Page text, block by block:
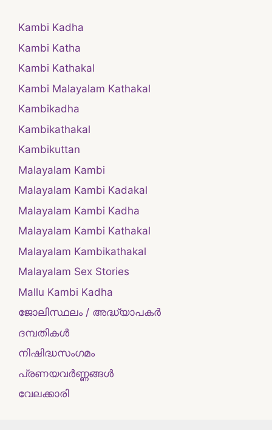
Kambi Kadha
Kambi Katha
Kambi Kathakal
Kambi Malayalam Kathakal
Kambikadha
Kambikathakal
Kambikuttan
Malayalam Kambi
Malayalam Kambi Kadakal
Malayalam Kambi Kadha
Malayalam Kambi Kathakal
Malayalam Kambikathakal
Malayalam Sex Stories
Mallu Kambi Kadha
ജോലിസ്ഥലം / അദ്ധ്യാപകർ
ദമ്പതികള്‍
നിഷിദ്ധസംഗമം
പ്രണയവർണ്ണങ്ങൾ
വേലക്കാരി